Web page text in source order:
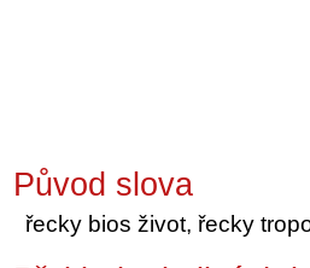
Původ slova
řecky bios život, řecky